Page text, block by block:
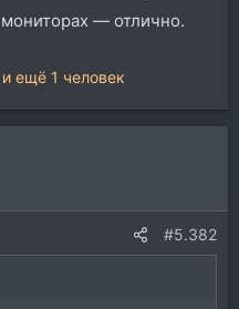
— отлично.
и ещё 1 человек
#5.382